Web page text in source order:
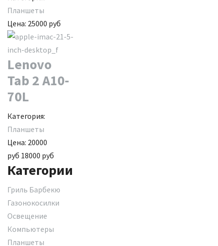
Планшеты
Цена: 25000 руб
Lenovo
Tab 2 A10-
70L
Категория:
Планшеты
Цена: 20000
руб 18000 руб
Категории
Гриль Барбекю
Газонокосилки
Освещение
Компьютеры
Планшеты